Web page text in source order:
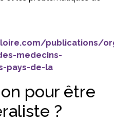
publications/
medecins-
pays-de-la
pour être
?